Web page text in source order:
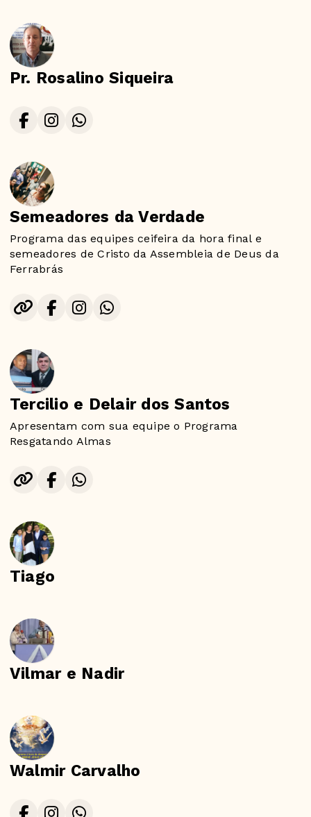
Pr. Rosalino Siqueira
Semeadores da Verdade
Programa das equipes ceifeira da hora final e
semeadores de Cristo da Assembleia de Deus da
Ferrabrás
Tercilio e Delair dos Santos
Apresentam com sua equipe o Programa
Resgatando Almas
Tiago
Vilmar e Nadir
Walmir Carvalho